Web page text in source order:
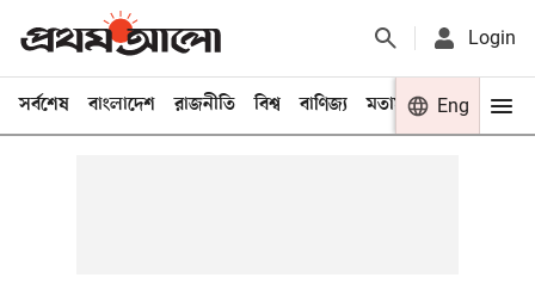
Login
সর্বশেষ বাংলাদেশ রাজনীতি বিশ্ব বাণিজ্য মতামত খেলা
Eng